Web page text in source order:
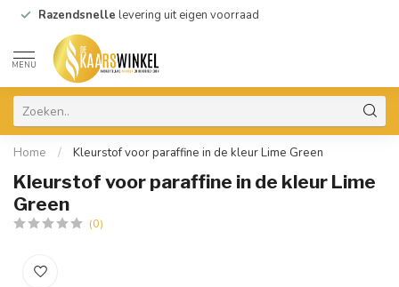
Razendsnelle levering uit eigen voorraad
MENU
Home / Kleurstof voor paraffine in de kleur Lime Green
Kleurstof voor paraffine in de kleur Lime
Green
(0)